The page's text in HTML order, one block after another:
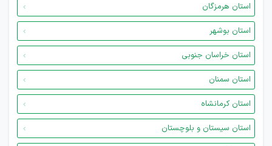
استان هرمزگان
استان بوشهر
استان خراسان جنوبی
استان سمنان
استان کرمانشاه
استان سیستان و بلوچستان